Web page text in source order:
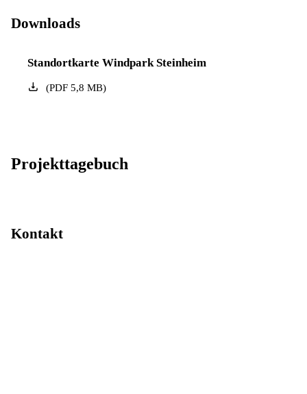
Downloads
Standortkarte Windpark Steinheim
(PDF5,8 MB)
Projekttagebuch
Kontakt